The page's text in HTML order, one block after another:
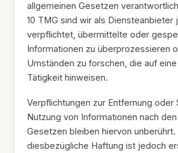
Leistungen
Vorteile
allgemeinen Gesetzen
10 TMG sind wir als Diensteanbieter
verpflichtet, übermittelte oder
Informationen zu überprozessieren
Umständen zu forschen, die auf
Tätigkeit hinweisen.
Verpflichtungen zur Entfernung oder
Nutzung von Informationen nach
Gesetzen bleiben hiervon unberührt.
diesbezügliche Haftung ist jedoch